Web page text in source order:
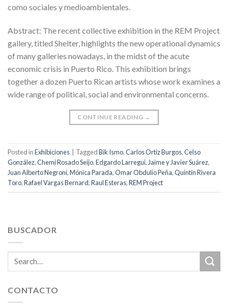
como sociales y medioambientales.
Abstract: The recent collective exhibition in the REM Project
gallery, titled Shelter, highlights the new operational dynamics
of many galleries nowadays, in the midst of the acute
economic crisis in Puerto Rico. This exhibition brings
together a dozen Puerto Rican artists whose work examines a
wide range of political, social and environmental concerns.
CONTINUE READING →
Posted inExhibiciones TaggedBik Ismo,Carlos Ortiz Burgos,Celso
González,Chemi Rosado Seijo,Edgardo Larregui,Jaime y Javier Suárez,
Juan Alberto Negroni,Mónica Parada,Omar Obdulio Peña,Quintín Rivera
Toro,Rafael Vargas Bernard,Raul Esteras,REM Project
BUSCADOR
CONTACTO